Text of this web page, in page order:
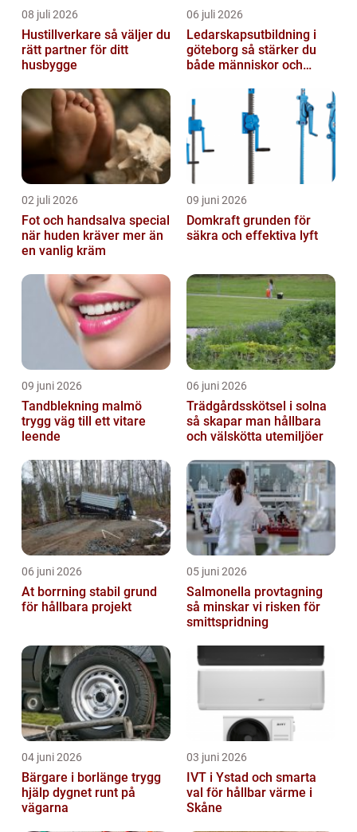
08 juli 2026
Hustillverkare så väljer du
rätt partner för ditt
husbygge
06 juli 2026
Ledarskapsutbildning i
göteborg så stärker du
både människor och
02 juli 2026
Fot och handsalva special
när huden kräver mer än
en vanlig kräm
09 juni 2026
Domkraft grunden för
säkra och effektiva lyft
09 juni 2026
Tandblekning malmö
trygg väg till ett vitare
leende
06 juni 2026
Trädgårdsskötsel i solna
så skapar man hållbara
och välskötta utemiljöer
06 juni 2026
At borrning stabil grund
för hållbara projekt
05 juni 2026
Salmonella provtagning
så minskar vi risken för
smittspridning
04 juni 2026
Bärgare i borlänge trygg
hjälp dygnet runt på
vägarna
03 juni 2026
IVT i Ystad och smarta
val för hållbar värme i
Skåne